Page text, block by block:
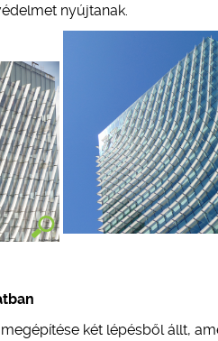
nyújtanak.
két lépésből állt,